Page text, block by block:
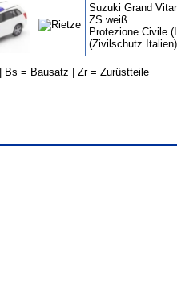
Suzuki Grand
ZS weiß
Protezione Civile
(Zivilschutz Italien)
Bs = Bausatz | Zr = Zurüstteile